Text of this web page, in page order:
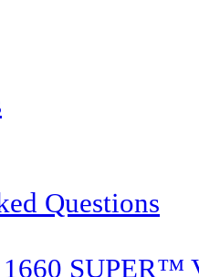
Questions
SUPER™